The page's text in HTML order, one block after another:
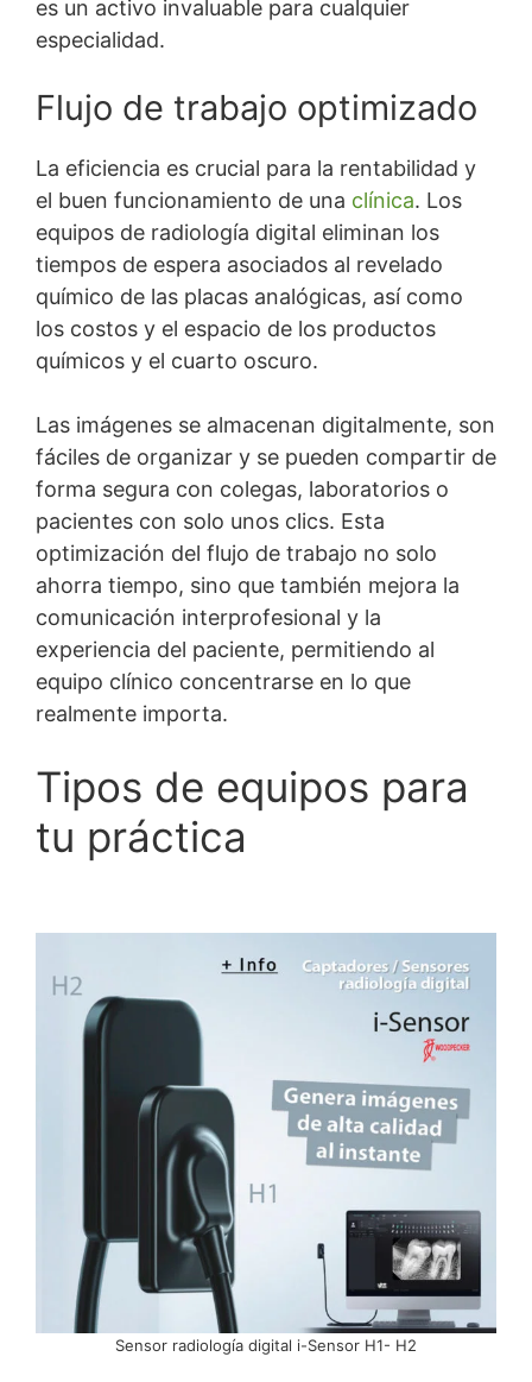
es un activo invaluable para cualquier
especialidad.
Flujo de trabajo optimizado
La eficiencia es crucial para la rentabilidad y
el buen funcionamiento de una clínica. Los
equipos de radiología digital eliminan los
tiempos de espera asociados al revelado
químico de las placas analógicas, así como
los costos y el espacio de los productos
químicos y el cuarto oscuro.
Las imágenes se almacenan digitalmente, son
fáciles de organizar y se pueden compartir de
forma segura con colegas, laboratorios o
pacientes con solo unos clics. Esta
optimización del flujo de trabajo no solo
ahorra tiempo, sino que también mejora la
comunicación interprofesional y la
experiencia del paciente, permitiendo al
equipo clínico concentrarse en lo que
realmente importa.
Tipos de equipos para
tu práctica
Sensor radiología digital i-Sensor H1- H2